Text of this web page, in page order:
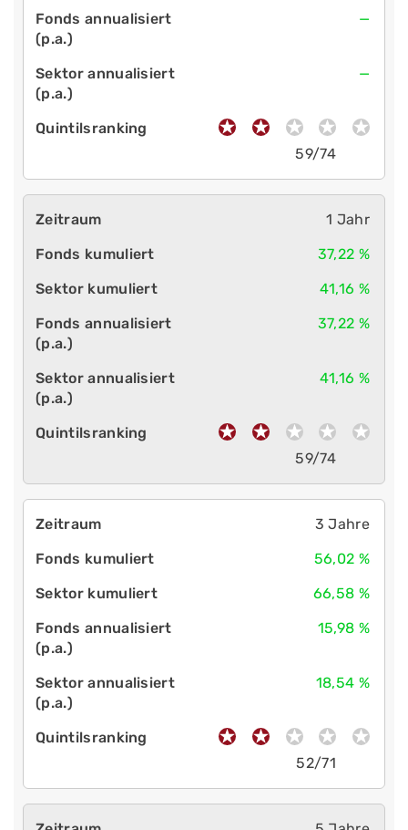
—
—
59/74
1 Jahr
37,22 %
41,16 %
37,22 %
41,16 %
59/74
3 Jahre
56,02 %
66,58 %
15,98 %
18,54 %
52/71